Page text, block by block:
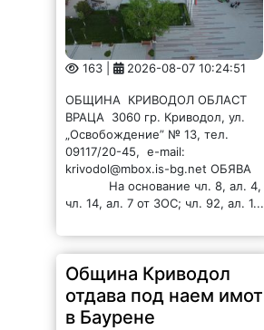
163 | 2026-08-07 10:24:51
ОБЩИНА КРИВОДОЛ ОБЛАСТ
ВРАЦА 3060 гр. Криводол, ул.
„Освобождение” № 13, тел.
09117/20-45, e-mail:
krivodol@mbox.is-bg.net ОБЯВА
На основание чл. 8, ал. 4,
чл. 14, ал. 7 от ЗОС; чл. 92, ал. 1...
Община Криводол
отдава под наем имот
в Баурене